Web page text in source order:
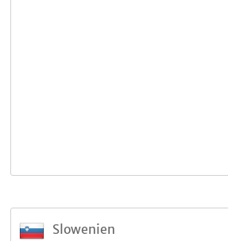
Slowenien